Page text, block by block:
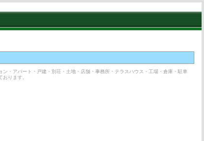
・アパート・戸建・別荘・土地・店舗・事務所・テラスハウス・工場・倉庫・駐車
ります。